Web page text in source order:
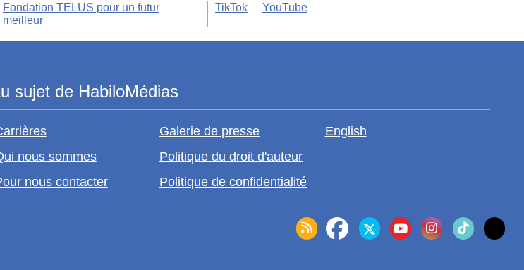
Fondation TELUS pour un futur
meilleur
TikTok YouTube
nous sommes
nous contacter
Galerie de presse
Politique du droit d'auteur
Politique de confidentialité
English